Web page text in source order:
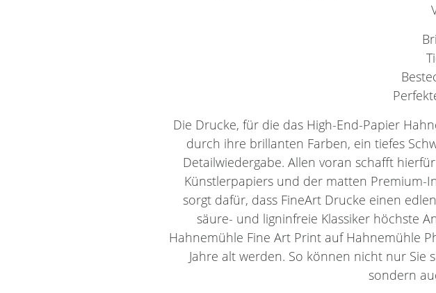
Die Drucke, für die das High-End-Papier
durch ihre brillanten Farben, ein tiefes
Detailwiedergabe. Allen voran schafft
Künstlerpapiers und der matten Premium-
sorgt dafür, dass FineArt Drucke einen
säure- und ligninfreie Klassiker höchste
Hahnemühle Fine Art Print auf Hahnemühle
Jahre alt werden. So können nicht nur
sondern